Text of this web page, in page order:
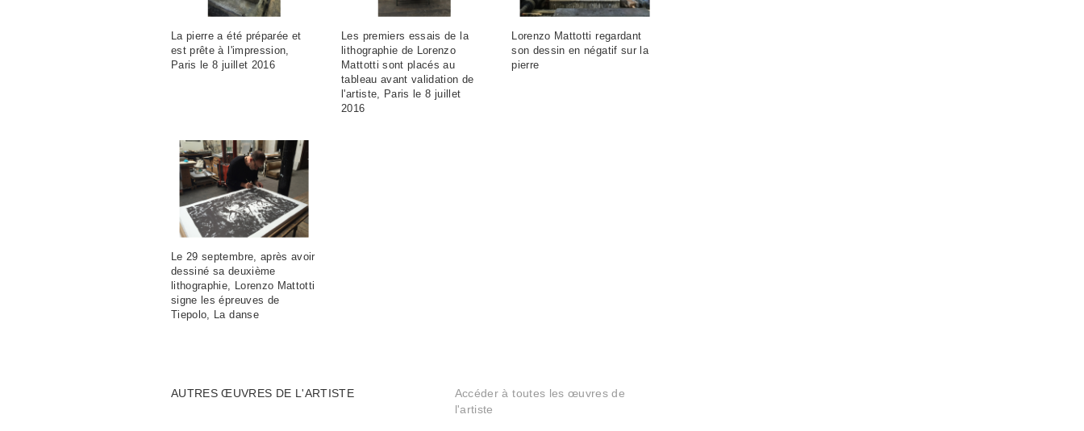
La pierre a été préparée et
est prête à l'impression,
Paris le 8 juillet 2016
Les premiers essais de la
lithographie de Lorenzo
Mattotti sont placés au
tableau avant validation de
l'artiste, Paris le 8 juillet
2016
Lorenzo Mattotti regardant
son dessin en négatif sur la
pierre
Le 29 septembre, après avoir
dessiné sa deuxième
lithographie, Lorenzo Mattotti
signe les épreuves de
Tiepolo, La danse
AUTRES ŒUVRES DE L'ARTISTE
Accéder à toutes les œuvres de
l'artiste